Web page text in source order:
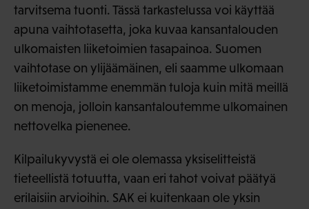
tarvitsema tuonti. Tässä tarkastelussa voi käyttää
apuna vaihtotasetta, joka kuvaa kansantalouden
ulkomaisten liiketoimien tasapainoa. Suomen
vaihtotase on ylijäämäinen, eli saamme ulkomaan
liiketoimistamme enemmän tuloja kuin mitä meillä
on menoja, jolloin kansantaloutemme ulkomainen
nettovelka pienenee.
Kilpailukyvystä ei ole olemassa yksiselitteistä
tieteellistä totuutta, vaan eri tahot voivat päätyä
erilaisiin arvioihin. SAK ei kuitenkaan ole yksin